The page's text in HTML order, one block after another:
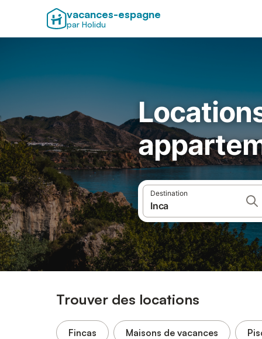
vacances-espagne
par Holidu
Destination
Trouver des locations
Fincas Maisons de vacances